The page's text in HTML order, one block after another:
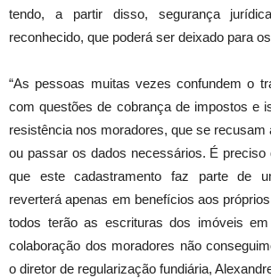
tendo, a partir disso, segurança
reconhecido, que poderá ser deixado para
“As pessoas muitas vezes confundem o
com questões de cobrança de impostos e
resistência nos moradores, que se recusam
ou passar os dados necessários. É preciso
que este cadastramento faz parte de
reverterá apenas em benefícios aos
todos terão as escrituras dos imóveis
colaboração dos moradores não
o diretor de regularização fundiária,